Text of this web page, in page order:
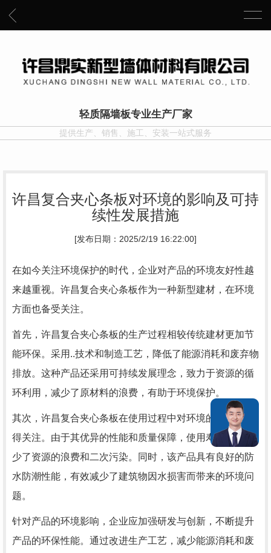
轻质隔墙板专业生产厂家
提供生产、销售、施工、安装一站式服务
许昌复合夹心条板对环境的影响及可持
续性发展措施
[发布日期：2025/2/19 16:22:00]
在如今关注环境保护的时代，企业对产品的环境友好性越
来越重视。许昌复合夹心条板作为一种新型建材，在环境
方面也备受关注。
首先，许昌复合夹心条板的生产过程相较传统建材更加节
能环保。采用..技术和制造工艺，降低了能源消耗和废弃物
排放。这种产品还采用可持续发展理念，致力于资源的循
环利用，减少了原材料的浪费，有助于环境保护。
其次，许昌复合夹心条板在使用过程中对环境的影响也值
得关注。由于其优异的性能和质量保障，使用寿命长，减
少了资源的浪费和二次污染。同时，该产品具有良好的防
水防潮性能，有效减少了建筑物因水损害而带来的环境问
题。
针对产品的环境影响，企业应加强研发与创新，不断提升
产品的环保性能。通过改进生产工艺，减少能源消耗和废